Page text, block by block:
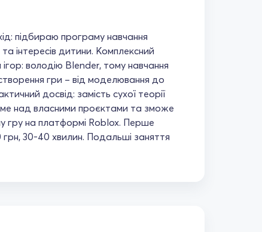
підбираю програму навчання
та інтересів дитини. Комплексний
володію Blender, тому навчання
гри – від моделювання до
досвід: замість сухої теорії
над власними проєктами та зможе
гру на платформі Roblox. Перше
грн, 30-40 хвилин. Подальші заняття